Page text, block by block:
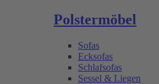
Polstermöbel
Sofas
Ecksofas
Schlafsofas
Sessel & Liegen